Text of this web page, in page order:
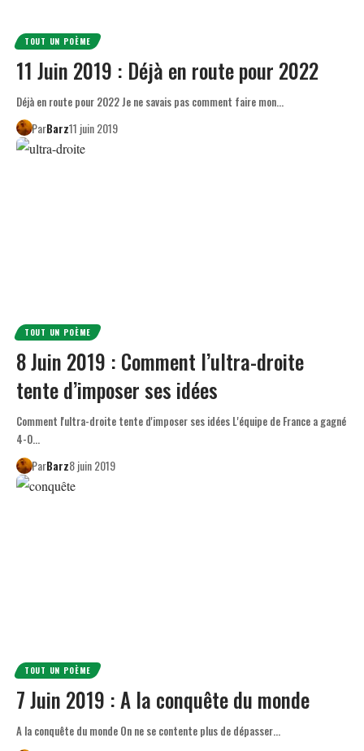
TOUT UN POÈME
11 Juin 2019 : Déjà en route pour 2022
Déjà en route pour 2022 Je ne savais pas comment faire mon…
ParBarz11 juin 2019
TOUT UN POÈME
8 Juin 2019 : Comment l’ultra-droite
tente d’imposer ses idées
Comment l'ultra-droite tente d'imposer ses idées L'équipe de France a gagné
4-0…
ParBarz8 juin 2019
TOUT UN POÈME
7 Juin 2019 : A la conquête du monde
A la conquête du monde On ne se contente plus de dépasser…